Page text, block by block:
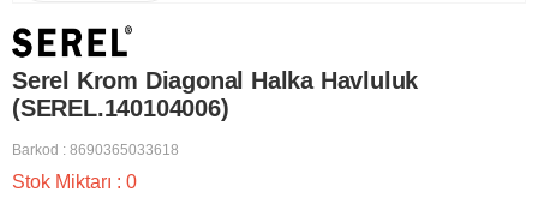
Serel Krom Diagonal Halka Havluluk
(SEREL.140104006)
Barkod : 8690365033618
Stok Miktarı : 0